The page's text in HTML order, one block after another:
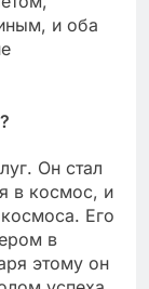
и оба
Он стал
в космос, и
Его
в
этому он